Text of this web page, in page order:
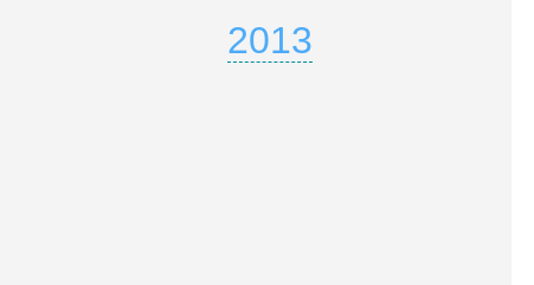
2013